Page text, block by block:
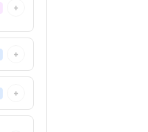
+
+
+